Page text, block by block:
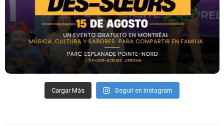
Cargar Más Seguir en Instagram